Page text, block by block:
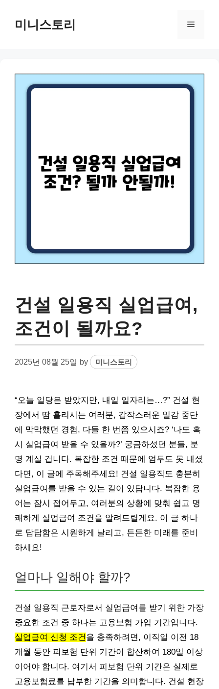
content미니스토리 Menu
건설 일용직 실업급여,
조건이 될까요?
2025년 08월 25일 by 미니스토리
“오늘 일당은 받았지만, 내일 일자리는…?” 건설 현
장에서 땀 흘리시는 여러분, 갑작스러운 일감 중단
에 막막했던 경험, 다들 한 번쯤 있으시죠? ‘나도 혹
시 실업급여 받을 수 있을까?’ 궁금하셨던 분들, 분
명 계실 겁니다. 복잡한 조건 때문에 엄두도 못 내셨
다면, 이 글에 주목해주세요! 건설 일용직도 충분히
실업급여를 받을 수 있는 길이 있답니다. 복잡한 용
어는 잠시 접어두고, 여러분의 상황에 맞춰 쉽고 명
쾌하게 실업급여 조건을 알려드릴게요. 이 글 하나
로 답답함은 시원하게 날리고, 든든한 미래를 준비
하세요!
얼마나 일해야 할까?
건설 일용직 근로자로서 실업급여를 받기 위한 가장
중요한 조건 중 하나는 고용보험 가입 기간입니다.
실업급여 신청 조건을 충족하려면, 이직일 이전 18
개월 동안 피보험 단위 기간이 합산하여 180일 이상
이어야 합니다. 여기서 피보험 단위 기간은 실제로
고용보험료를 납부한 기간을 의미합니다. 건설 현장